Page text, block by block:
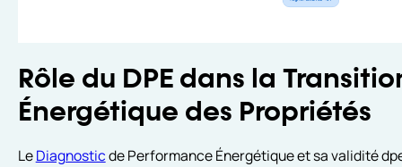
Rôle du DPE dans la
Énergétique des Propriétés
LeDiagnosticde Performance Énergétique et sa validité